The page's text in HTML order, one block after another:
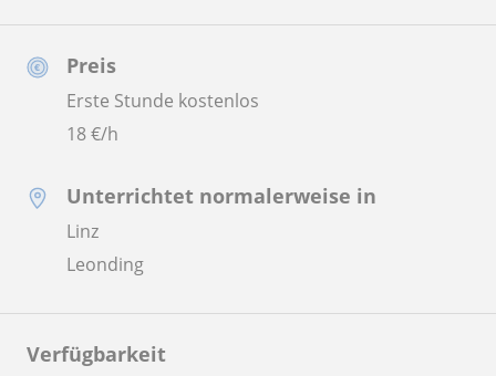
Preis
Erste Stunde kostenlos
18€/h
Unterrichtet normalerweise in
Linz
Leonding
Verfügbarkeit